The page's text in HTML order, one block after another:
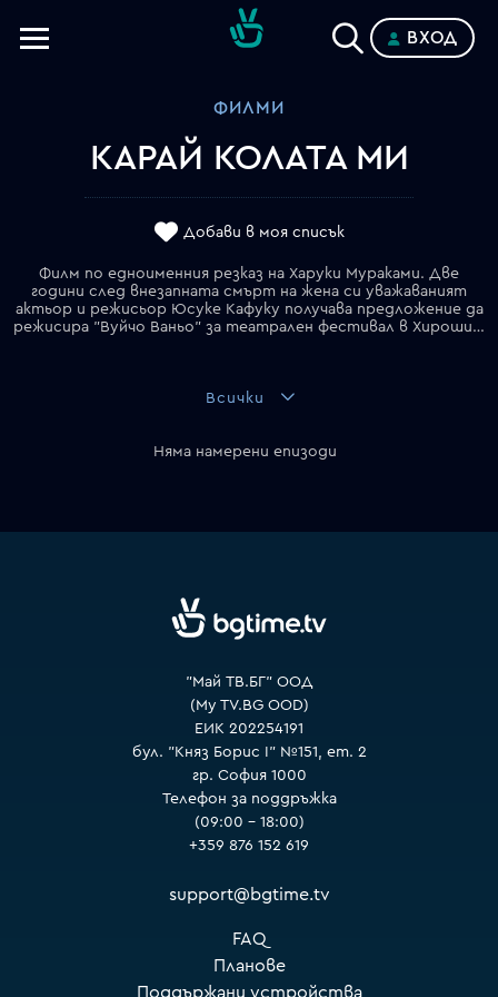
ВХОД
ФИЛМИ
КАРАЙ КОЛАТА МИ
Добави в моя списък
Филм по едноименния резказ на Харуки Мураками. Две
години след внезапната смърт на жена си уважаваният
актьор и режисьор Юсуке Кафуку получава предложение да
режисира "Вуйчо Ваньо" за театрален фестивал в Хирошима. Организаторите изискват от състезаващите се режисьори да карат колите си не сами, а с наети от тях шофьори. Юсуке наема странната Мисаки Уатари. Така започва тяхното пътешествие през Япония, което става причина за интересни и понякога забавни случки. Тя е необщителна жена, която кара любимия му червен Сааб 900. Принуден да се изправи пред болезнени истории от миналото с помощта на своята шофьорка Юсуке разгадава тайните, останали в живота му след неочакваната смърт на жена му. Пътешествието трябва да му помогне да приеме загубата, но е търсене на мир и любов.
Всички
Няма намерени епизоди
"Май ТВ.БГ" ООД
(My TV.BG OOD)
ЕИК 202254191
бул. "Княз Борис I" №151, ет. 2
гр. София 1000
Телефон за поддръжка
(09:00 – 18:00)
+359 876 152 619
support@bgtime.tv
FAQ
Планове
Поддържани устройства